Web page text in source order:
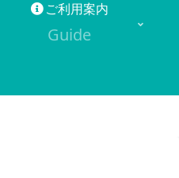
ご利用案内
Guide